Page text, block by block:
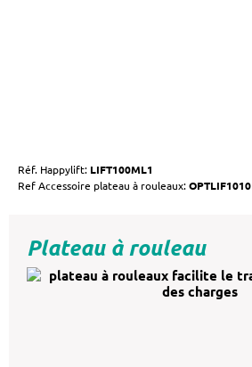
Réf. Happylift: LIFT100ML1
Ref Accessoire plateau à rouleaux:OPTLIF1010
Plateau à rouleau